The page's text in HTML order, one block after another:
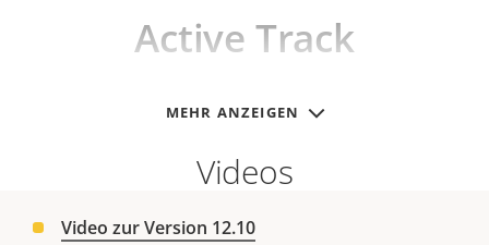
Active Track
MEHR ANZEIGEN
Videos
Video zur Version 12.10